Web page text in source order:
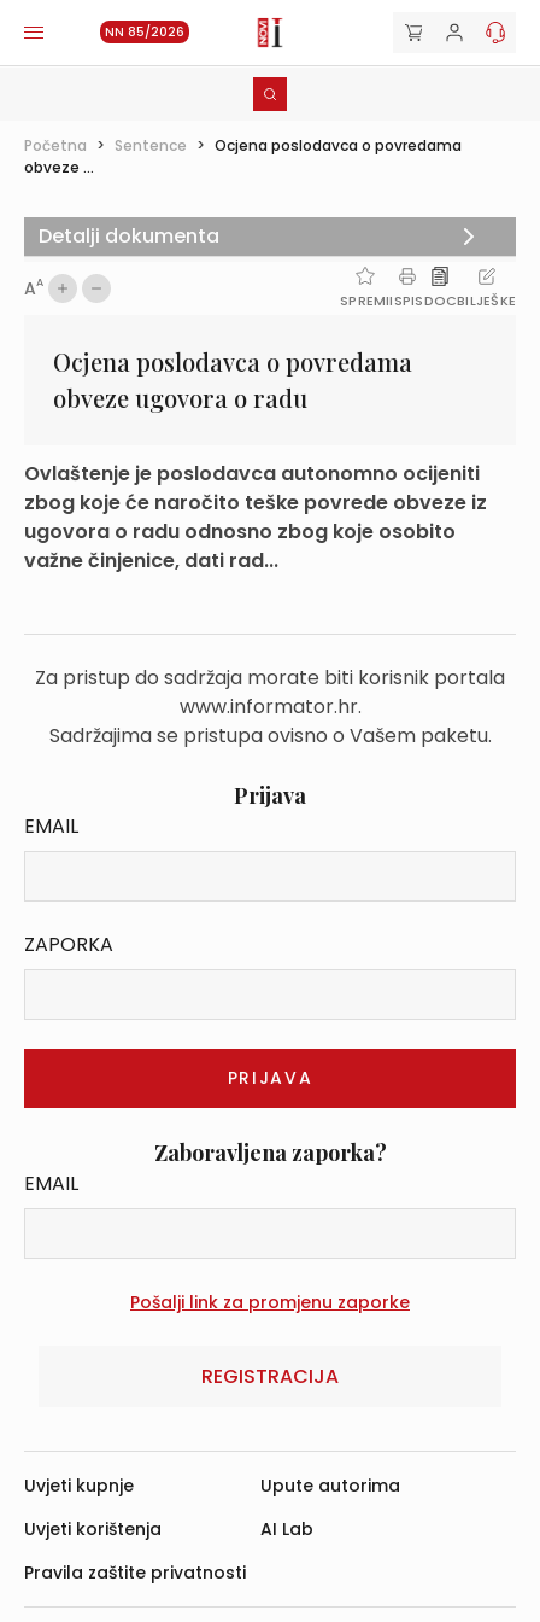
NN 85/2026
Početna > Sentence > Ocjena poslodavca o povredama
obveze ...
AA
SPREMIISPISDOCBILJEŠKE
Ocjena poslodavca o povredama
obveze ugovora o radu
Ovlaštenje je poslodavca autonomno ocijeniti
zbog koje će naročito teške povrede obveze iz
ugovora o radu odnosno zbog koje osobito
važne činjenice, dati rad...
Za pristup do sadržaja morate biti korisnik portala
www.informator.hr.
Sadržajima se pristupa ovisno o Vašem paketu.
Prijava
EMAIL
ZAPORKA
Zaboravljena zaporka?
EMAIL
REGISTRACIJA
Detalji dokumenta
Uvjeti kupnje
Uvjeti korištenja
Pravila zaštite privatnosti
Upute autorima
AI Lab